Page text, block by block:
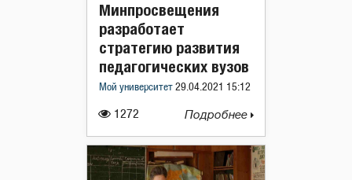
1272
Минпросвещения
разработает
стратегию развития
педагогических вузов
Мой университет 29.04.2021 15:12
Подробнее